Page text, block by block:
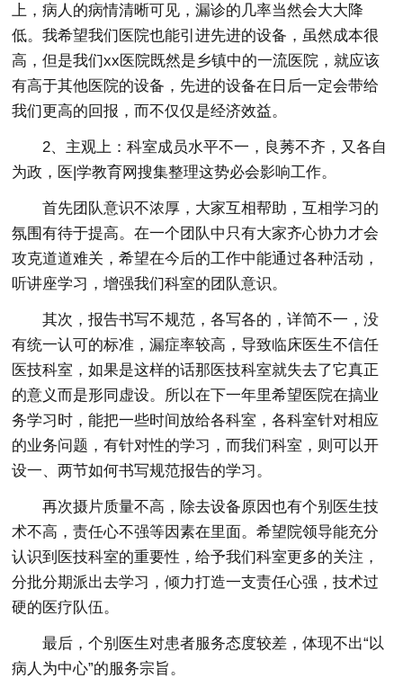
上，病人的病情清晰可见，漏诊的几率当然会大大降
低。我希望我们医院也能引进先进的设备，虽然成本很
高，但是我们xx医院既然是乡镇中的一流医院，就应该
有高于其他医院的设备，先进的设备在日后一定会带给
我们更高的回报，而不仅仅是经济效益。
2、主观上：科室成员水平不一，良莠不齐，又各自
为政，医|学教育网搜集整理这势必会影响工作。
首先团队意识不浓厚，大家互相帮助，互相学习的
氛围有待于提高。在一个团队中只有大家齐心协力才会
攻克道道难关，希望在今后的工作中能通过各种活动，
听讲座学习，增强我们科室的团队意识。
其次，报告书写不规范，各写各的，详简不一，没
有统一认可的标准，漏症率较高，导致临床医生不信任
医技科室，如果是这样的话那医技科室就失去了它真正
的意义而是形同虚设。所以在下一年里希望医院在搞业
务学习时，能把一些时间放给各科室，各科室针对相应
的业务问题，有针对性的学习，而我们科室，则可以开
设一、两节如何书写规范报告的学习。
再次摄片质量不高，除去设备原因也有个别医生技
术不高，责任心不强等因素在里面。希望院领导能充分
认识到医技科室的重要性，给予我们科室更多的关注，
分批分期派出去学习，倾力打造一支责任心强，技术过
硬的医疗队伍。
最后，个别医生对患者服务态度较差，体现不出“以
病人为中心”的服务宗旨。